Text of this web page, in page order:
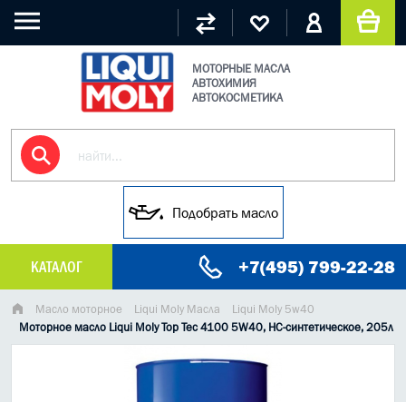
МОТОРНЫЕ МАСЛА
АВТОХИМИЯ
АВТОКОСМЕТИКА
Подобрать масло
КАТАЛОГ +7(495) 799-22-28
МАСЛО МОТОРНОЕ
ГРУЗОВЫЕ МАСЛА
Масло моторное Liqui Moly Масла
Liqui Moly 5w40
Моторное масло Liqui Moly Top Tec 4100 5W40, HC-синтетическое, 205л